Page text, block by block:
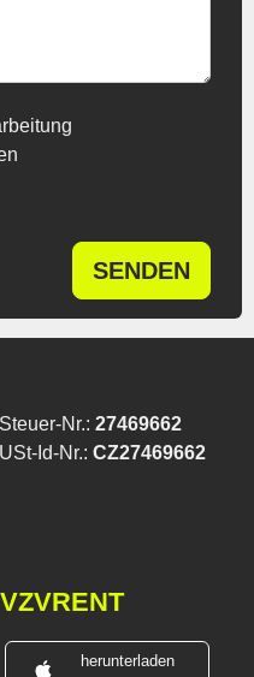
SENDEN
Steuer-Nr.: 27469662
USt-Id-Nr.: CZ27469662
herunterladen